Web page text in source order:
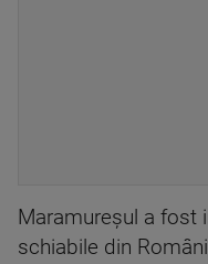
Maramureșul a fost
schiabile din